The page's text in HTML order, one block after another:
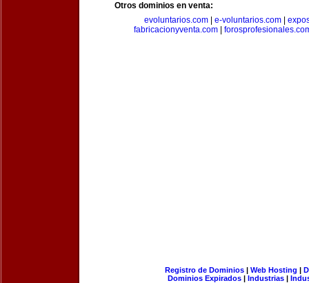
Otros dominios en venta:
evoluntarios.com
e-voluntarios.com
fabricacionyventa.com|
Registro de Dominios| Web Hosting |
Dominios Expirados | Industrias |